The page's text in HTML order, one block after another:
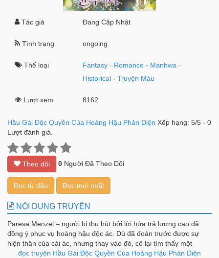
Tác giả Đang Cập Nhật
Tình trạng ongoing
Thể loại Fantasy - Romance - Manhwa -
Historical -Truyện Màu
Lượt xem 8162
Hầu Gái Độc Quyền Của Hoàng Hậu Phản Diện Xếp hạng: 5/5 - 0
Lượt đánh giá.
Theo dõi 0 Người Đã Theo Dõi
Đọc từ đầu Đọc mới nhất
NỘI DUNG TRUYỆN
Paresa Menzel – người bị thu hút bởi lời hứa trả lương cao đã
đồng ý phục vụ hoàng hậu độc ác. Dù đã đoán trước được sự
hiện thân của cái ác, nhưng thay vào đó, cô lại tìm thấy một
người phụ nữ phức tạp với những vết sẹo ẩn giấu, điều này khiến
đọc truyện Hầu Gái Độc Quyền Của Hoàng Hậu Phản Diện